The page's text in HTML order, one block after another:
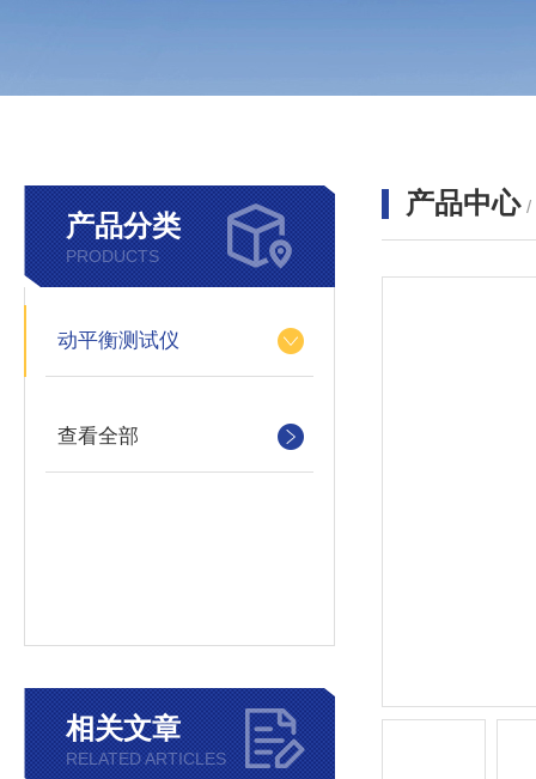
产品分类
PRODUCTS
动平衡测试仪
查看全部
相关文章
RELATED ARTICLES
产品中心 /